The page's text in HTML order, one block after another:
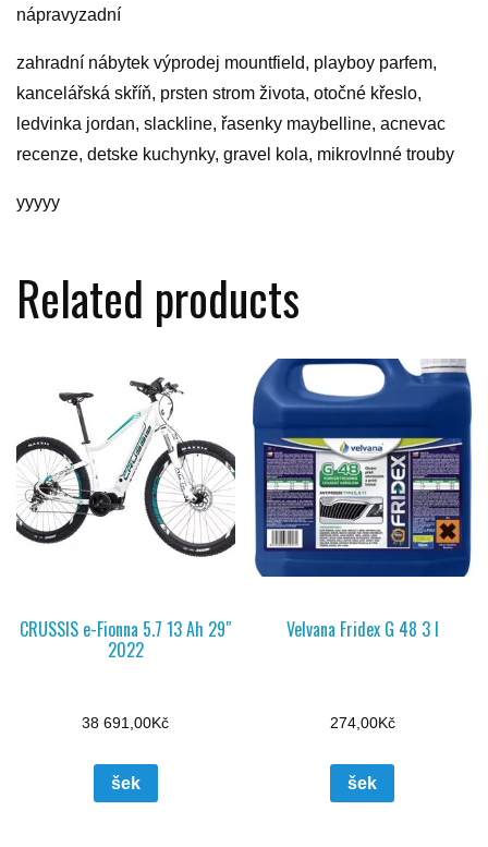
nápravyzadní
zahradní nábytek výprodej mountfield, playboy parfem,
kancelářská skříň, prsten strom života, otočné křeslo,
ledvinka jordan, slackline, řasenky maybelline, acnevac
recenze, detske kuchynky, gravel kola, mikrovlnné trouby
yyyyy
Related products
CRUSSIS e-Fionna 5.7 13 Ah 29″
2022
38 691,00Kč
šek
Velvana Fridex G 48 3 l
274,00Kč
šek